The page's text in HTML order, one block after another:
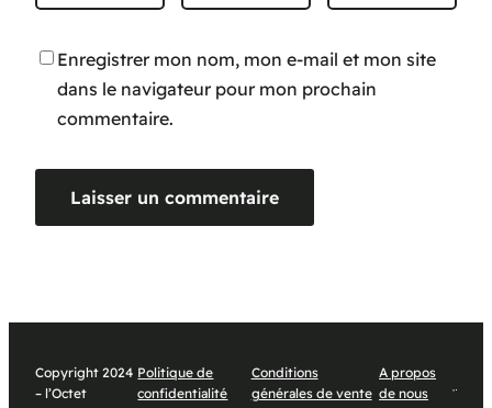
Enregistrer mon nom, mon e-mail et mon site
dans le navigateur pour mon prochain
commentaire.
Copyright 2024
– l’Octet
Politique de
confidentialité
Conditions
générales de vente
A propos
de nous